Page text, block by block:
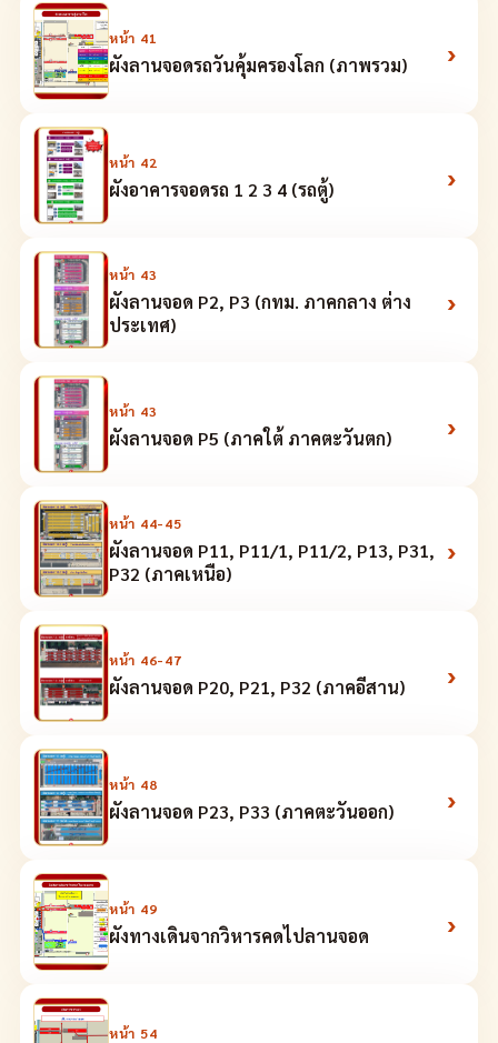
หน้า 41
ผังลานจอดรถวันคุ้มครองโลก (ภาพรวม) ›
หน้า 42
ผังอาคารจอดรถ 1 2 3 4 (รถตู้) ›
หน้า 43
ผังลานจอด P2, P3 (กทม. ภาคกลาง ต่าง
ประเทศ)
›
หน้า 43
ผังลานจอด P5 (ภาคใต้ ภาคตะวันตก) ›
หน้า 44-45
ผังลานจอด P11, P11/1, P11/2, P13, P31,
P32 (ภาคเหนือ)
›
หน้า 46-47
ผังลานจอด P20, P21, P32 (ภาคอีสาน) ›
หน้า 48
ผังลานจอด P23, P33 (ภาคตะวันออก) ›
หน้า 49
ผังทางเดินจากวิหารคดไปลานจอด ›
หน้า 54